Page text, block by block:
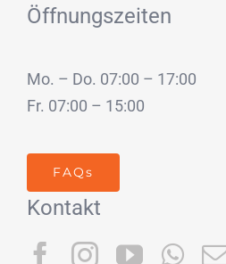
Öffnungszeiten
Mo. – Do. 07:00 – 17:00
Fr. 07:00 – 15:00
FAQs
Kontakt